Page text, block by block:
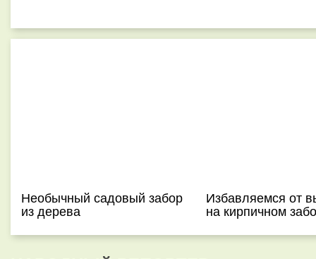
Необычный садовый забор
из дерева
Избавляемся от
на кирпичном